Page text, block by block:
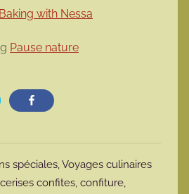
Baking with Nessa
Pause nature
spéciales,Voyages culinaires
cerises confites, confiture,